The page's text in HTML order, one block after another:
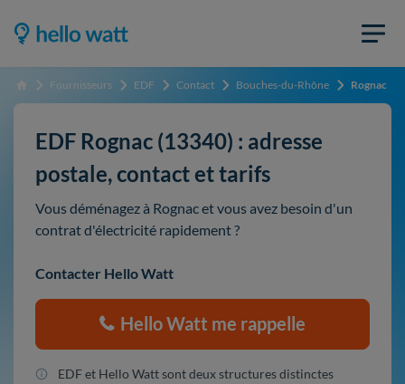
Accueil Fournisseurs EDF Contact Bouches-du-Rhône Rognac
EDF Rognac (13340) : adresse
postale, contact et tarifs
Vous déménagez à Rognac et vous avez besoin d'un
contrat d'électricité rapidement ?
Contacter Hello Watt
Hello Watt me rappelle
EDF et Hello Watt sont deux structures distinctes